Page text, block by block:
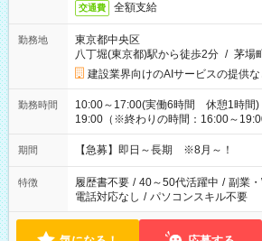
交通費 全額支給
勤務地
東京都中央区
八丁堀(東京都)駅から徒歩2分 / 茅場
建設業界向けのAIサービスの提供
勤務時間
10:00～17:00(実働6時間 休憩1時間
19:00（※終わりの時間：16:00～
期間 【急募】即日～長期 ※8月～！
特徴 履歴書不要 / 40～50代活躍中 / 副業
電話対応なし / パソコンスキル不要